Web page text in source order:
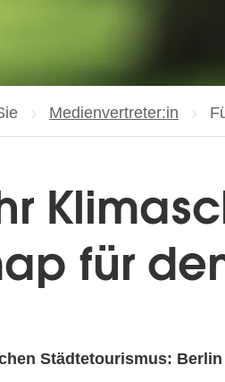
Medienvertreter:in
für
Städtetourismus: